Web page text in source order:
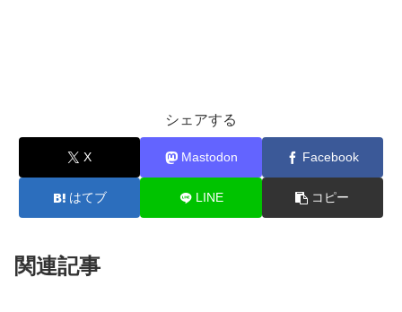
シェアする
X Mastodon Facebook
はてブ LINE コピー
関連記事